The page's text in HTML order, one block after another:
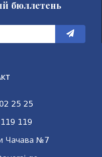
бюллетень
25 25
119
Чачава №7